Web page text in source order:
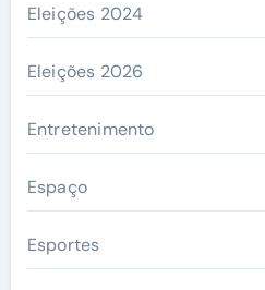
Eleições 2024
Eleições 2026
Entretenimento
Espaço
Esportes